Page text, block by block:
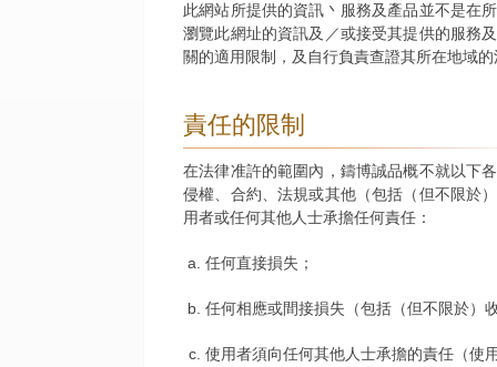
此網站所提供的資訊丶服務及產品並不是在
瀏覽此網址的資訊及／或接受其提供的服務
關的適用限制，及自行負責查證其所在地域
責任的限制
在法律准許的範圍內，鑄博誠品概不就以下
侵權、合約、法規或其他（包括（但不限於
用者或任何其他人士承擔任何責任：
任何直接損失；
任何相應或間接損失（包括（但不限於）
使用者須向任何其他人士承擔的責任（使